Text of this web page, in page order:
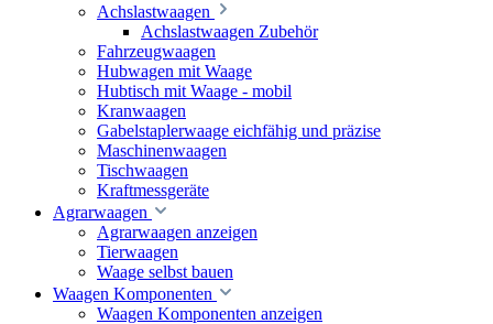
Achslastwaagen
Achslastwaagen Zubehör
Fahrzeugwaagen
Hubwagen mit Waage
Hubtisch mit Waage - mobil
Kranwaagen
Gabelstaplerwaage eichfähig und präzise
Maschinenwaagen
Tischwaagen
Kraftmessgeräte
Agrarwaagen
Agrarwaagen anzeigen
Tierwaagen
Waage selbst bauen
Waagen Komponenten
Waagen Komponenten anzeigen